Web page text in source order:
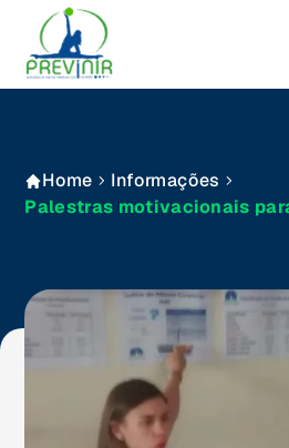
Home
Informações
Palestras motivacionais